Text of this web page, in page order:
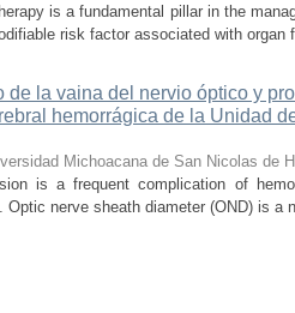
is a fundamental pillar in the
risk factor associated with organ
de la vaina del nervio óptico y
hemorrágica de la Unidad
Michoacana de San Nicolas de
is a frequent complication of
Optic nerve sheath diameter (OND) is a